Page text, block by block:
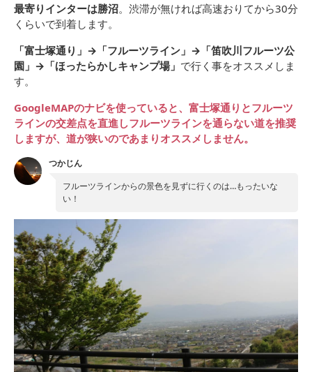
最寄りインターは勝沼。渋滞が無ければ高速おりてから30分
くらいで到着します。
「富士塚通り」→「フルーツライン」→「笛吹川フルーツ公
園」→「ほったらかしキャンプ場」 で行く事をオススメしま
す。
GoogleMAPのナビを使っていると、富士塚通りとフルーツ
ラインの交差点を直進しフルーツラインを通らない道を推奨
しますが、道が狭いのであまりオススメしません。
つかじん
フルーツラインからの景色を見ずに行くのは…もったいな
い！